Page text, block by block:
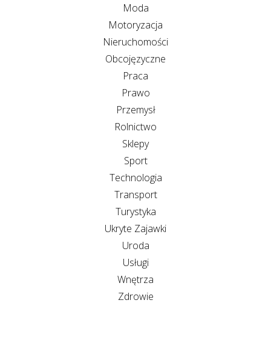
Moda
Motoryzacja
Nieruchomości
Obcojęzyczne
Praca
Prawo
Przemysł
Rolnictwo
Sklepy
Sport
Technologia
Transport
Turystyka
Ukryte Zajawki
Uroda
Usługi
Wnętrza
Zdrowie